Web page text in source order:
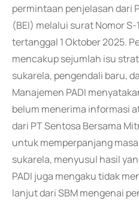
permintaan penjelasan dari
(BEI) melalui surat Nomor S-
tertanggal 1 Oktober 2025.
mencakup sejumlah isu
sukarela, pengendali baru,
Manajemen PADI
belum menerima informasi
dari PT Sentosa Bersama
untuk memperpanjang
sukarela, menyusul hasil
PADI juga mengaku tidak
lanjut dari SBM mengenai